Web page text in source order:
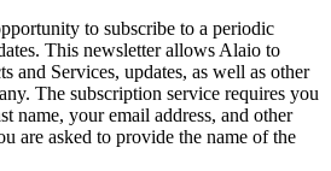
to subscribe to a periodic
This newsletter allows Alaio to
and Services, updates, as well as other
The subscription service requires you
name, your email address, and other
are asked to provide the name of the